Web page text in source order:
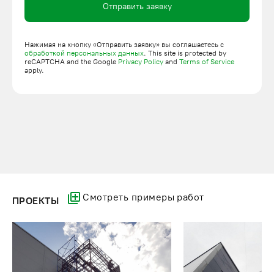
Отправить заявку
Нажимая на кнопку «Отправить заявку» вы соглашаетесь с
обработкой персональных данных. This site is protected by
reCAPTCHA and the Google Privacy Policy and Terms of Service
apply.
ПРОЕКТЫ Смотреть примеры работ